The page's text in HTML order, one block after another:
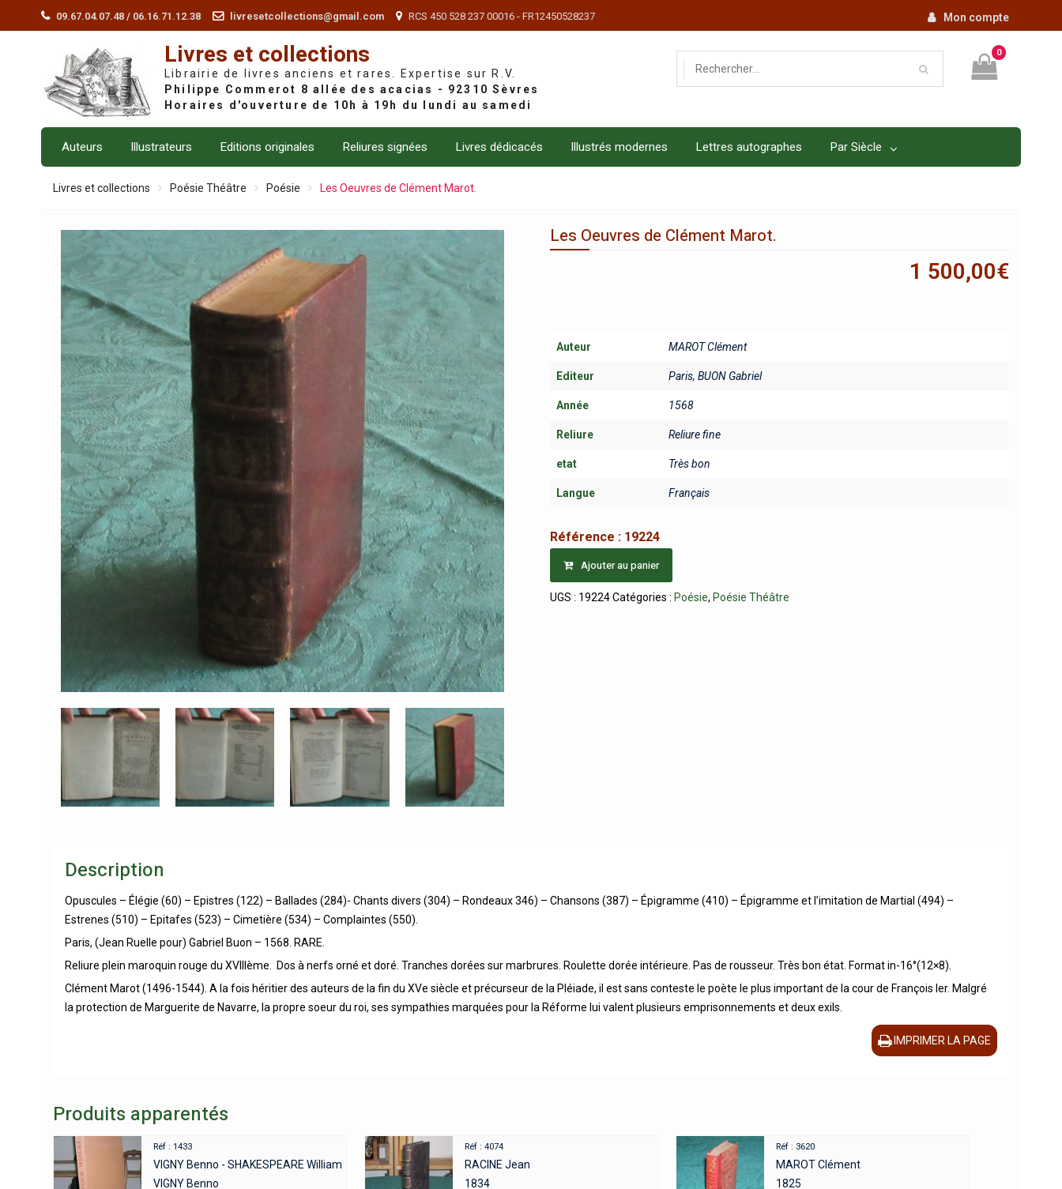
09.67.04.07.48 / 06.16.71.12.38 livresetcollections@gmail.com RCS 450 528 237 00016 - FR12450528237 Mon compte
Livres et collections
Librairie de livres anciens et rares. Expertise sur R.V.
0
Auteurs Illustrateurs Editions originales Reliures signées Livres dédicacés Illustrés modernes Lettres autographes Par Siècle
Livres et collections Poésie Théâtre Poésie Les Oeuvres de Clément Marot.
Les Oeuvres de Clément Marot.
1 500,00€
Auteur MAROT Clément
Editeur Paris, BUON Gabriel
Année 1568
Reliure Reliure fine
etat Très bon
Langue Français
Référence : 19224
Ajouter au panier
UGS : 19224 Catégories : Poésie, Poésie Théâtre
Description
Opuscules – Élégie (60) – Epistres (122) – Ballades (284)- Chants divers (304) – Rondeaux 346) – Chansons (387) – Épigramme (410) – Épigramme et l’imitation de Martial (494) –
Estrenes (510) – Epitafes (523) – Cimetière (534) – Complaintes (550).
Paris, (Jean Ruelle pour) Gabriel Buon – 1568. RARE.
Reliure plein maroquin rouge du XVIIIème. Dos à nerfs orné et doré. Tranches dorées sur marbrures. Roulette dorée intérieure. Pas de rousseur. Très bon état. Format in-16°(12×8).
Clément Marot (1496-1544). A la fois héritier des auteurs de la fin du XVe siècle et précurseur de la Pléiade, il est sans conteste le poète le plus important de la cour de François Ier. Malgré
la protection de Marguerite de Navarre, la propre soeur du roi, ses sympathies marquées pour la Réforme lui valent plusieurs emprisonnements et deux exils.
IMPRIMER LA PAGE
Produits apparentés
Réf : 1433
VIGNY Benno - SHAKESPEARE William
VIGNY Benno
Réf : 4074
RACINE Jean
1834
Réf : 3620
MAROT Clément
1825